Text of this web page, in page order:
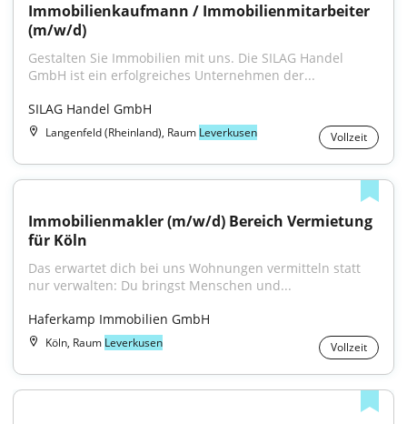
Immobilienkaufmann / Immobilienmitarbeiter
(m/w/d)
Gestalten Sie Immobilien mit uns. Die SILAG Handel
GmbH ist ein erfolgreiches Unternehmen der...
SILAG Handel GmbH
Langenfeld (Rheinland), Raum Leverkusen Vollzeit
Immobilienmakler (m/w/d) Bereich Vermietung
für Köln
Das erwartet dich bei uns Wohnungen vermitteln statt
nur verwalten: Du bringst Menschen und...
Haferkamp Immobilien GmbH
Köln, Raum Leverkusen Vollzeit